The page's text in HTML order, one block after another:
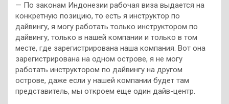
— По законам Индонезии рабочая виза выдается на
конкретную позицию, то есть я инструктор по
дайвингу, я могу работать только инструктором по
дайвингу, только в нашей компании и только в том
месте, где зарегистрирована наша компания. Вот она
зарегистрирована на одном острове, я не могу
работать инструктором по дайвингу на другом
острове, даже если у нашей компании будет там
представитель, мы откроем еще один дайв-центр.